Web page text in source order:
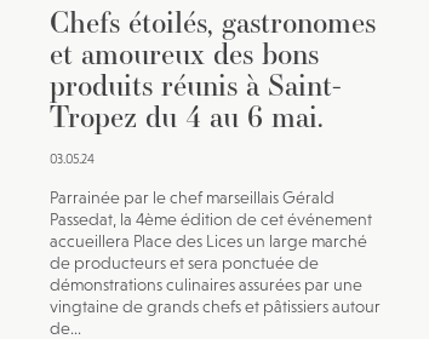
Chefs étoilés, gastronomes
et amoureux des bons
produits réunis à Saint-
Tropez du 4 au 6 mai.
03.05.24
Parrainée par le chef marseillais Gérald
Passedat, la 4ème édition de cet événement
accueillera Place des Lices un large marché
de producteurs et sera ponctuée de
démonstrations culinaires assurées par une
vingtaine de grands chefs et pâtissiers autour
de...